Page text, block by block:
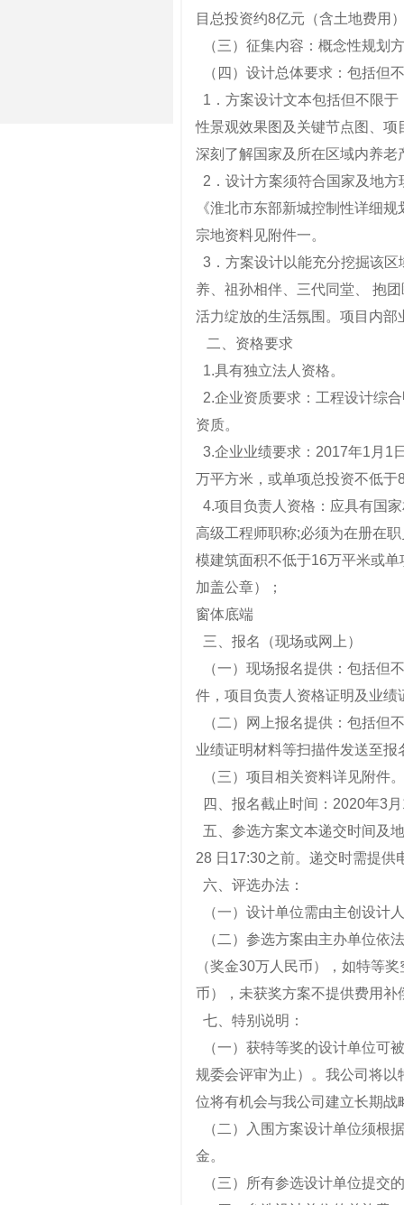
目总投资约8亿元（含土地费用
（三）征集内容：概念性规划
（四）设计总体要求：包括但
1．方案设计文本包括但不限
性景观效果图及关键节点图、
深刻了解国家及所在区域内养
2．设计方案须符合国家及地
《淮北市东部新城控制性详细
宗地资料见附件一。
3．方案设计以能充分挖掘该
养、祖孙相伴、三代同堂、 抱
活力绽放的生活氛围。项目内
二、资格要求
1.具有独立法人资格。
2.企业资质要求：工程设计综
资质。
3.企业业绩要求：2017年1月1
万平方米，或单项总投资不低
4.项目负责人资格：应具有国
高级工程师职称;必须为在册在
模建筑面积不低于16万平米或
加盖公章）；
窗体底端
三、报名（现场或网上）
（一）现场报名提供：包括但
件，项目负责人资格证明及业
（二）网上报名提供：包括但
业绩证明材料等扫描件发送至报
（三）项目相关资料详见附件。
四、报名截止时间：2020年3
五、参选方案文本递交时间及
28 日17:30之前。递交时需提供
六、评选办法：
（一）设计单位需由主创设计
（二）参选方案由主办单位依
（奖金30万人民币），如特等
币），未获奖方案不提供费用补
七、特别说明：
（一）获特等奖的设计单位可
规委会评审为止）。我公司将
位将有机会与我公司建立长期战
（二）入围方案设计单位须根
金。
（三）所有参选设计单位提交